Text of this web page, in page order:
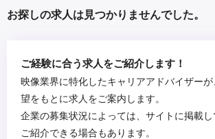
お探しの求人は見つかりませんでした。
ご経験に合う求人をご紹介します！
映像業界に特化したキャリアアドバイザー
望をもとに求人をご案内します。
企業の募集状況によっては、サイトに掲載
ご紹介できる場合もあります。